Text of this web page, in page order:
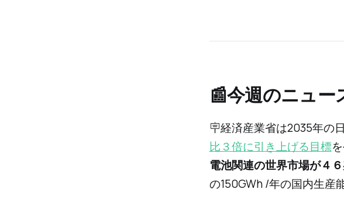
📰今週のニュー
🪧経済産業省は2035年の
比３倍に引き上げる目標
電池関連の世界市場が４
の150GWh /年の国内生産